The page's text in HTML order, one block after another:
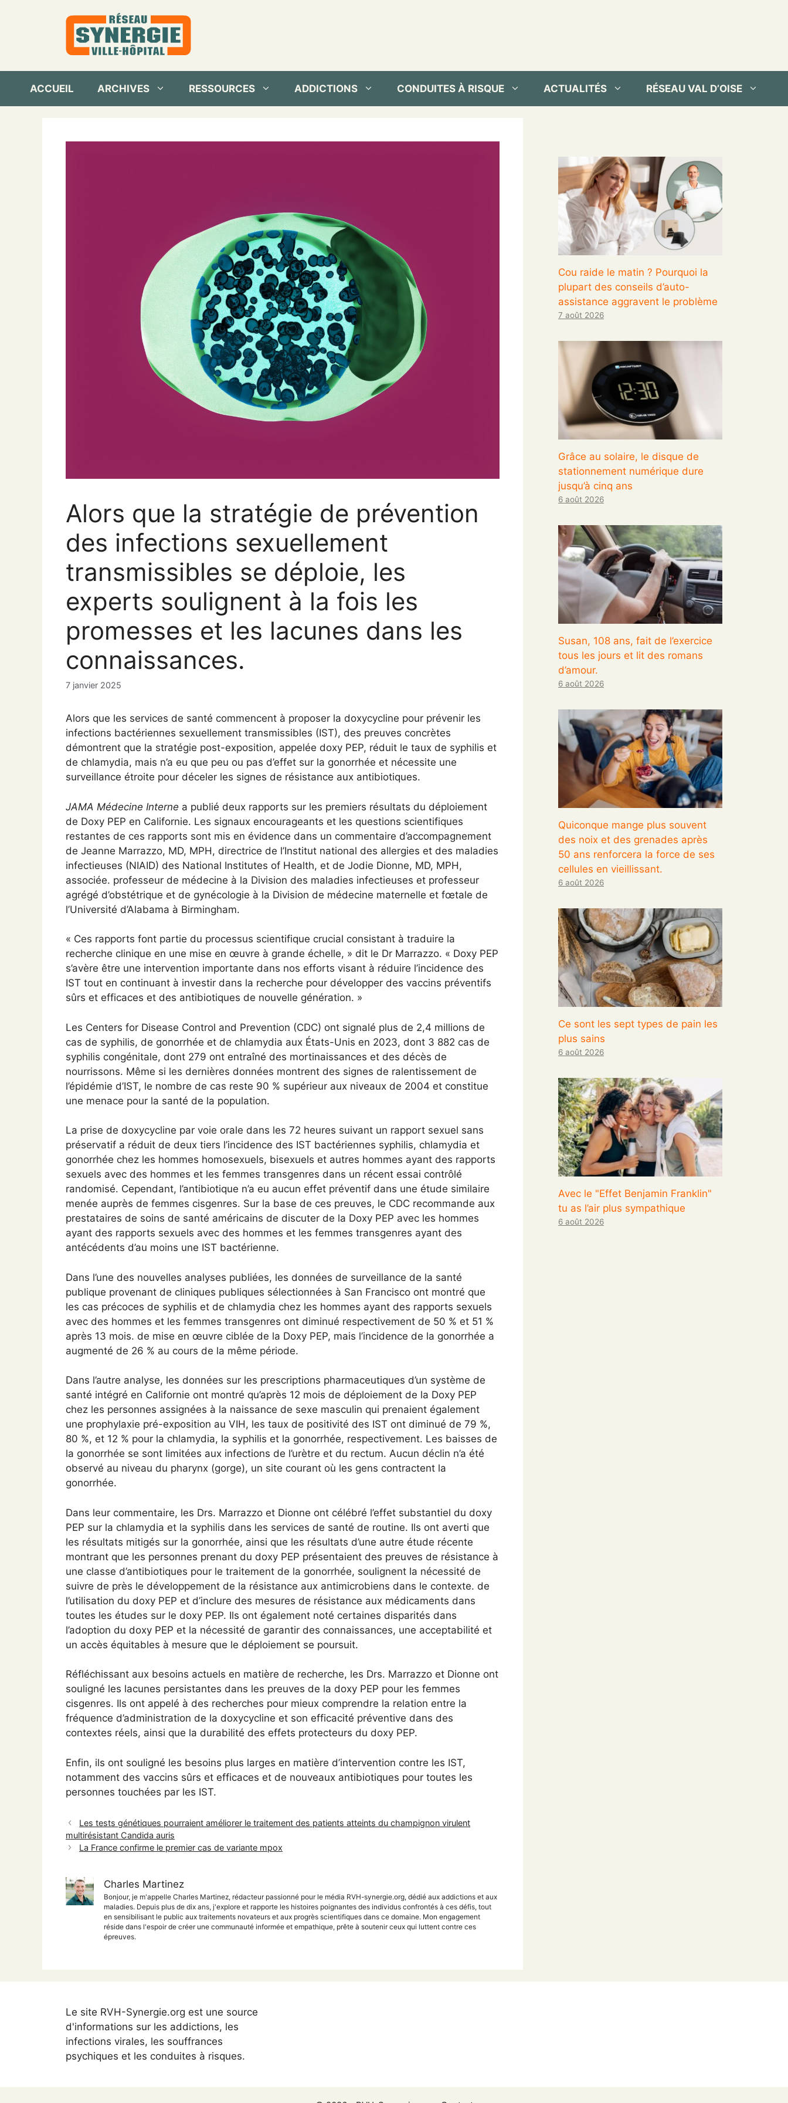
ACCUEIL ARCHIVES RESSOURCES ADDICTIONS CONDUITES À RISQUE ACTUALITÉS RÉSEAU VAL D’OISE
Alors que la stratégie de prévention
des infections sexuellement
transmissibles se déploie, les
experts soulignent à la fois les
promesses et les lacunes dans les
connaissances.
7 janvier 2025
Alors que les services de santé commencent à proposer la doxycycline pour prévenir les
infections bactériennes sexuellement transmissibles (IST), des preuves concrètes
démontrent que la stratégie post-exposition, appelée doxy PEP, réduit le taux de syphilis et
de chlamydia, mais n’a eu que peu ou pas d’effet sur la gonorrhée et nécessite une
surveillance étroite pour déceler les signes de résistance aux antibiotiques.
JAMA Médecine Interne a publié deux rapports sur les premiers résultats du déploiement
de Doxy PEP en Californie. Les signaux encourageants et les questions scientifiques
restantes de ces rapports sont mis en évidence dans un commentaire d’accompagnement
de Jeanne Marrazzo, MD, MPH, directrice de l’Institut national des allergies et des maladies
infectieuses (NIAID) des National Institutes of Health, et de Jodie Dionne, MD, MPH,
associée. professeur de médecine à la Division des maladies infectieuses et professeur
agrégé d’obstétrique et de gynécologie à la Division de médecine maternelle et fœtale de
l’Université d’Alabama à Birmingham.
« Ces rapports font partie du processus scientifique crucial consistant à traduire la
recherche clinique en une mise en œuvre à grande échelle, » dit le Dr Marrazzo. « Doxy PEP
s’avère être une intervention importante dans nos efforts visant à réduire l’incidence des
IST tout en continuant à investir dans la recherche pour développer des vaccins préventifs
sûrs et efficaces et des antibiotiques de nouvelle génération. »
Les Centers for Disease Control and Prevention (CDC) ont signalé plus de 2,4 millions de
cas de syphilis, de gonorrhée et de chlamydia aux États-Unis en 2023, dont 3 882 cas de
syphilis congénitale, dont 279 ont entraîné des mortinaissances et des décès de
nourrissons. Même si les dernières données montrent des signes de ralentissement de
l’épidémie d’IST, le nombre de cas reste 90 % supérieur aux niveaux de 2004 et constitue
une menace pour la santé de la population.
La prise de doxycycline par voie orale dans les 72 heures suivant un rapport sexuel sans
préservatif a réduit de deux tiers l’incidence des IST bactériennes syphilis, chlamydia et
gonorrhée chez les hommes homosexuels, bisexuels et autres hommes ayant des rapports
sexuels avec des hommes et les femmes transgenres dans un récent essai contrôlé
randomisé. Cependant, l’antibiotique n’a eu aucun effet préventif dans une étude similaire
menée auprès de femmes cisgenres. Sur la base de ces preuves, le CDC recommande aux
prestataires de soins de santé américains de discuter de la Doxy PEP avec les hommes
ayant des rapports sexuels avec des hommes et les femmes transgenres ayant des
antécédents d’au moins une IST bactérienne.
Dans l’une des nouvelles analyses publiées, les données de surveillance de la santé
publique provenant de cliniques publiques sélectionnées à San Francisco ont montré que
les cas précoces de syphilis et de chlamydia chez les hommes ayant des rapports sexuels
avec des hommes et les femmes transgenres ont diminué respectivement de 50 % et 51 %
après 13 mois. de mise en œuvre ciblée de la Doxy PEP, mais l’incidence de la gonorrhée a
augmenté de 26 % au cours de la même période.
Dans l’autre analyse, les données sur les prescriptions pharmaceutiques d’un système de
santé intégré en Californie ont montré qu’après 12 mois de déploiement de la Doxy PEP
chez les personnes assignées à la naissance de sexe masculin qui prenaient également
une prophylaxie pré-exposition au VIH, les taux de positivité des IST ont diminué de 79 %,
80 %, et 12 % pour la chlamydia, la syphilis et la gonorrhée, respectivement. Les baisses de
la gonorrhée se sont limitées aux infections de l’urètre et du rectum. Aucun déclin n’a été
observé au niveau du pharynx (gorge), un site courant où les gens contractent la
gonorrhée.
Dans leur commentaire, les Drs. Marrazzo et Dionne ont célébré l’effet substantiel du doxy
PEP sur la chlamydia et la syphilis dans les services de santé de routine. Ils ont averti que
les résultats mitigés sur la gonorrhée, ainsi que les résultats d’une autre étude récente
montrant que les personnes prenant du doxy PEP présentaient des preuves de résistance à
une classe d’antibiotiques pour le traitement de la gonorrhée, soulignent la nécessité de
suivre de près le développement de la résistance aux antimicrobiens dans le contexte. de
l’utilisation du doxy PEP et d’inclure des mesures de résistance aux médicaments dans
toutes les études sur le doxy PEP. Ils ont également noté certaines disparités dans
l’adoption du doxy PEP et la nécessité de garantir des connaissances, une acceptabilité et
un accès équitables à mesure que le déploiement se poursuit.
Réfléchissant aux besoins actuels en matière de recherche, les Drs. Marrazzo et Dionne ont
souligné les lacunes persistantes dans les preuves de la doxy PEP pour les femmes
cisgenres. Ils ont appelé à des recherches pour mieux comprendre la relation entre la
fréquence d’administration de la doxycycline et son efficacité préventive dans des
contextes réels, ainsi que la durabilité des effets protecteurs du doxy PEP.
Enfin, ils ont souligné les besoins plus larges en matière d’intervention contre les IST,
notamment des vaccins sûrs et efficaces et de nouveaux antibiotiques pour toutes les
personnes touchées par les IST.
Les tests génétiques pourraient améliorer le traitement des patients atteints du champignon virulent
multirésistant Candida auris
La France confirme le premier cas de variante mpox
Charles Martinez
Bonjour, je m'appelle Charles Martinez, rédacteur passionné pour le média RVH-synergie.org, dédié aux addictions et aux
maladies. Depuis plus de dix ans, j'explore et rapporte les histoires poignantes des individus confrontés à ces défis, tout
en sensibilisant le public aux traitements novateurs et aux progrès scientifiques dans ce domaine. Mon engagement
réside dans l'espoir de créer une communauté informée et empathique, prête à soutenir ceux qui luttent contre ces
épreuves.
Cou raide le matin ? Pourquoi la
plupart des conseils d’auto-
assistance aggravent le problème
7 août 2026
Grâce au solaire, le disque de
stationnement numérique dure
jusqu’à cinq ans
6 août 2026
Susan, 108 ans, fait de l’exercice
tous les jours et lit des romans
d’amour.
6 août 2026
Quiconque mange plus souvent
des noix et des grenades après
50 ans renforcera la force de ses
cellules en vieillissant.
6 août 2026
Ce sont les sept types de pain les
plus sains
6 août 2026
Avec le "Effet Benjamin Franklin"
tu as l’air plus sympathique
6 août 2026
Le site RVH-Synergie.org est une source
d'informations sur les addictions, les
infections virales, les souffrances
psychiques et les conduites à risques.